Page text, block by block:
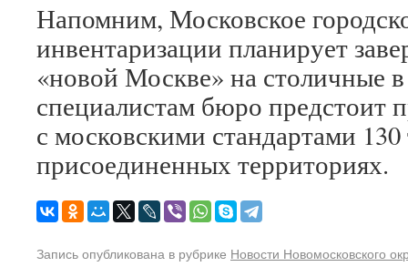
Напомним, Московское
инвентаризации планирует
«новой Москве» на столичные в
специалистам бюро предстоит
с московскими стандартами
присоединенных территориях.
Запись опубликована в рубрике Новости Новомосковского